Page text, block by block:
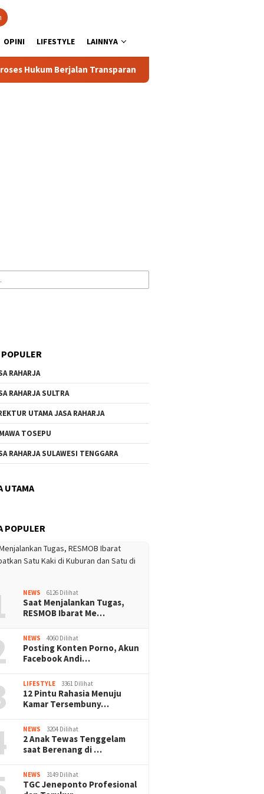
OPINI LIFESTYLE LAINNYA
Transparan Polisi Tetapkan 3 Orang Tersangka
RAHARJA
RAHARJA SULTRA
UTAMA JASA RAHARJA
TOSEPU
RAHARJA SULAWESI TENGGARA
UTAMA
POPULER
NEWS 6126 Dilihat
Saat Menjalankan Tugas,
RESMOB Ibarat Me…
NEWS 4060 Dilihat
Posting Konten Porno, Akun
Facebook Andi…
LIFESTYLE 3361 Dilihat
12 Pintu Rahasia Menuju
Kamar Tersembuny…
NEWS 3204 Dilihat
2 Anak Tewas Tenggelam
saat Berenang di …
NEWS 3149 Dilihat
TGC Jeneponto Profesional